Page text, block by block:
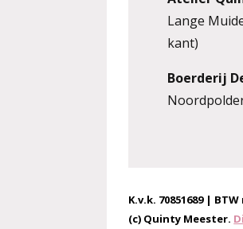
Lange
kant)
Boerderij
K.v.k. 70851689 | BTW
(c) Quinty Meester.